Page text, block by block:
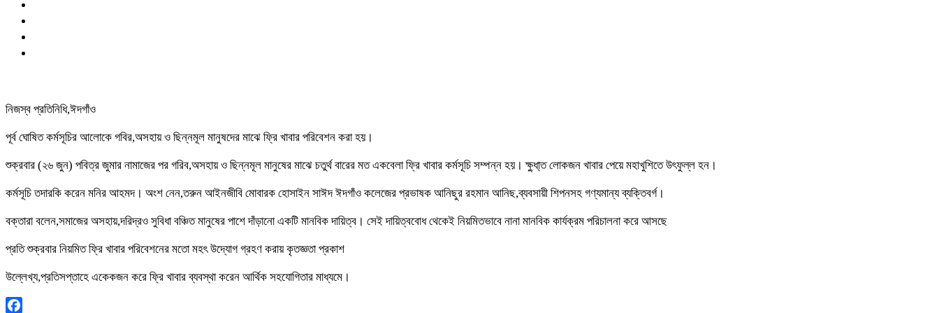
নিজস্ব প্রতিনিধি,ঈদগাঁও
পূর্ব ঘোষিত কর্মসূচির আলোকে গবির,অসহায় ও ছিন্নমূল মানুষদের মাঝে ফ্রি খাবার পরিবেশন করা হয়।
শুক্রবার (২৬ জুন) পবিত্র জুমার নামাজের পর গরিব,অসহায় ও ছিন্নমূল মানুষের মাঝে চতুর্থ বারের মত একবেলা ফ্রি খাবার কর্মসূচি সম্পন্ন হয়। ক্ষু্ধা্ত লোকজন খাবার পেয়ে মহাখুশিতে উৎফুল্ল হন।
কর্মসূচি তদারকি করেন মনির আহমদ। অংশ নেন,তরুন আইনজীবি মোবারক হোসাইন সাঈদ ঈদগাঁও কলেজের প্রভাষক আনিছুর রহমান আনিছ,ব্যবসায়ী শিপনসহ গণ্যমান্য ব্যক্তিবর্গ।
বক্তারা বলেন,সমাজের অসহায়,দরিদ্রও সুবিধা বঞ্চিত মানুষের পাশে দাঁড়ানো একটি মানবিক দায়িত্ব। সেই দায়িত্ববোধ থেকেই নিয়মিতভাবে নানা মানবিক কার্যক্রম পরিচালনা করে আসছে
প্রতি শুক্রবার নিয়মিত ফ্রি খাবার পরিবেশনের মতো মহৎ উদ্যোগ গ্রহণ করায় কৃতজ্ঞতা প্রকাশ
উল্লেখ্য,প্রতিসপ্তাহে একেকজন করে ফ্রি খাবার ব্যবস্থা করেন আর্থিক সহযোগিতার মাধ্যমে।